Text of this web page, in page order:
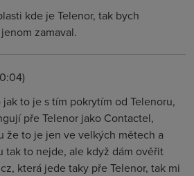
kde je Telenor, tak bych
zamaval.
to je s tím pokrytím od Telenoru,
pře Telenor jako Contactel,
že to je jen ve velkých mětech a
tak to nejde, ale když dám ověřit
která jede taky pře Telenor, tak mi